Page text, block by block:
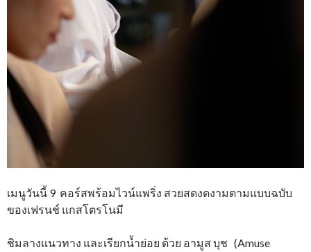
เมนูวันนี้ 9 คอร์สพร้อมไวน์แพริ่ง สวยสดงดงามตามแบบฉบับ
ของเฟรนช์ แกสโตรโนมี
ชิมลางแนวทาง และเรียกน้ำย่อย ด้วย อามูส บุช (Amuse